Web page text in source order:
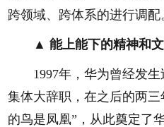
跨领域、跨体系的进行调配
▲ 能上能下的精神和
1997年，华为曾经发生
集体大辞职，在之后的两
的鸟是凤凰”，从此奠定了